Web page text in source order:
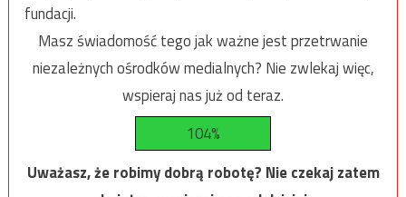
fundacji.
Masz świadomość tego jak ważne jest przetrwanie
niezależnych ośrodków medialnych? Nie zwlekaj więc,
wspieraj nas już od teraz.
104%
Uważasz, że robimy dobrą robotę? Nie czekaj zatem